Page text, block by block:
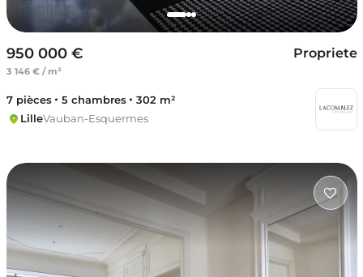
950 000 €
3 146 € / m²
Propriete
7 pièces 5 chambres
302 m²
LilleVauban-Esquermes